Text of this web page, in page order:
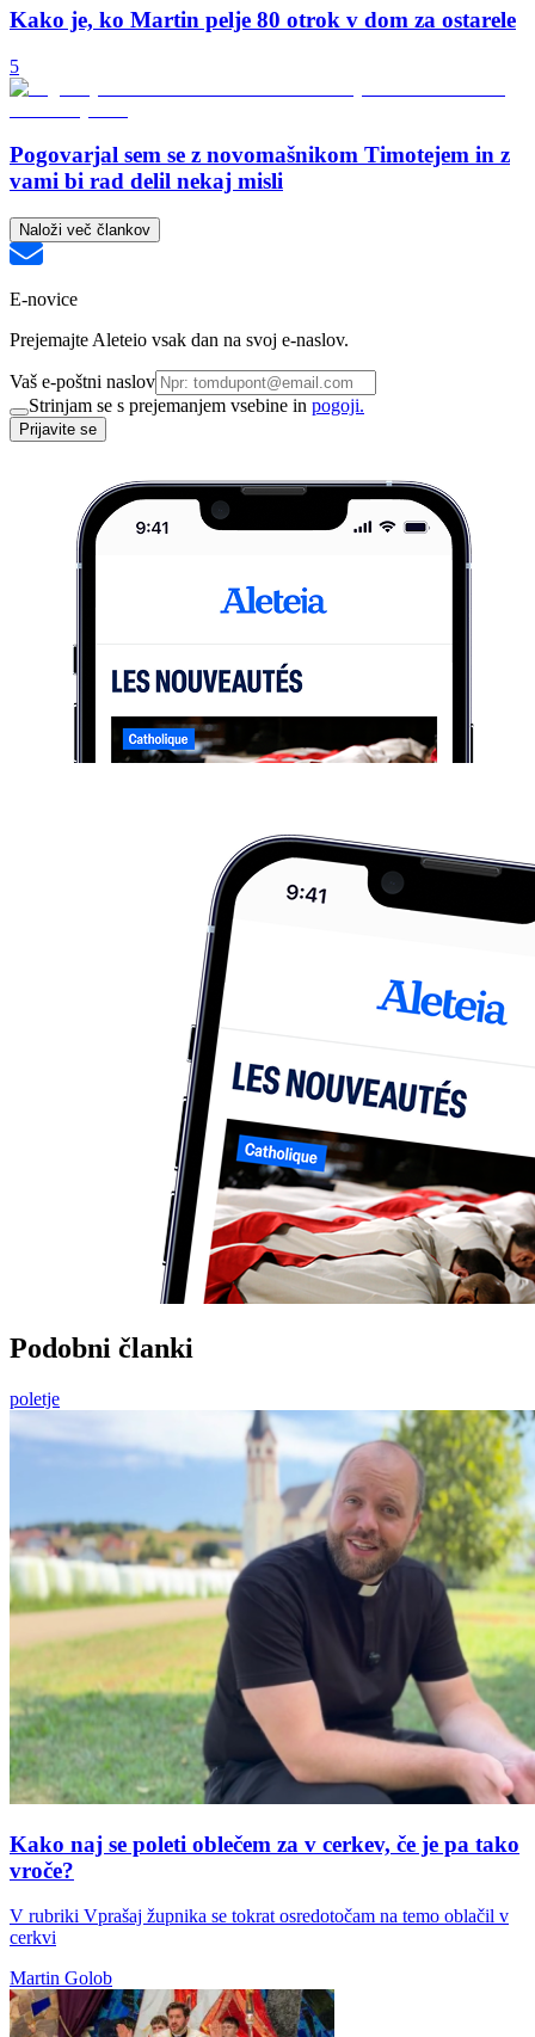
Kako je, ko Martin pelje 80 otrok v dom za ostarele
5
Pogovarjal sem se z novomašnikom Timotejem in z
vami bi rad delil nekaj misli
Naloži več člankov
E-novice
Prejemajte Aleteio vsak dan na svoj e-naslov.
Vaš e-poštni naslov
Strinjam se s prejemanjem vsebine in pogoji.
Prijavite se
Podobni članki
poletje
Kako naj se poleti oblečem za v cerkev, če je pa tako
vroče?
V rubriki Vprašaj župnika se tokrat osredotočam na temo oblačil v
cerkvi
Martin Golob